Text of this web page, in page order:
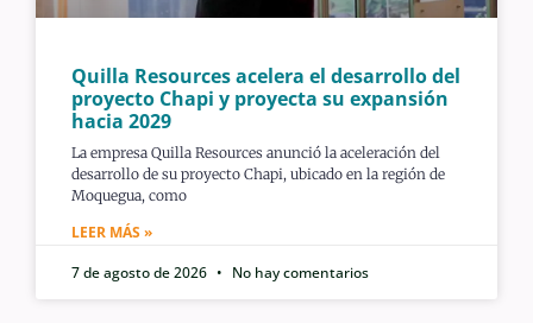
Quilla Resources acelera el desarrollo del
proyecto Chapi y proyecta su expansión
hacia 2029
La empresa Quilla Resources anunció la aceleración del
desarrollo de su proyecto Chapi, ubicado en la región de
Moquegua, como
LEER MÁS »
7 de agosto de 2026
No hay comentarios